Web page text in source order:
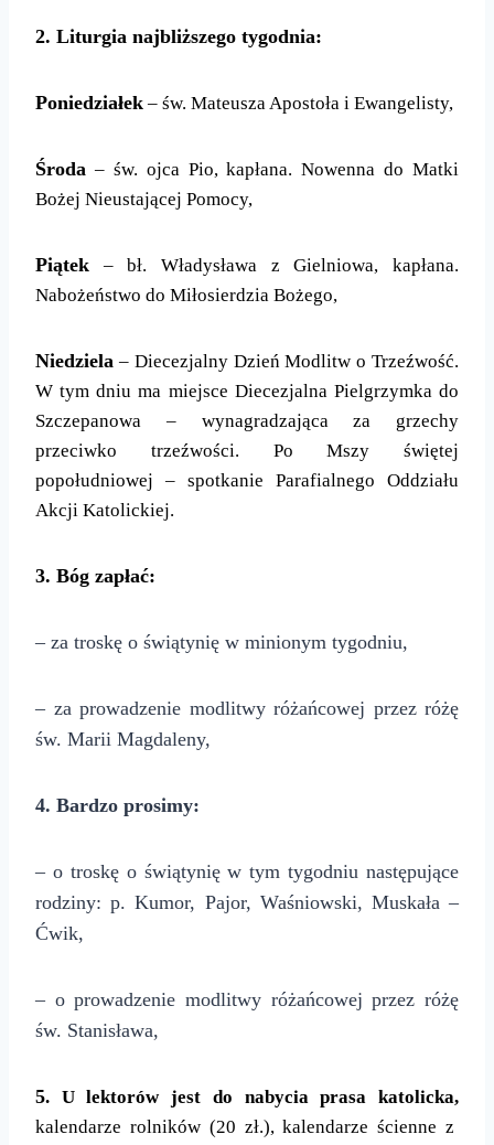
2. Liturgia najbliższego tygodnia:
Poniedziałek – św. Mateusza Apostoła i Ewangelisty,
Środa – św. ojca Pio, kapłana. Nowenna do Matki
Bożej Nieustającej Pomocy,
Piątek – bł. Władysława z Gielniowa, kapłana.
Nabożeństwo do Miłosierdzia Bożego,
Niedziela – Diecezjalny Dzień Modlitw o Trzeźwość.
W tym dniu ma miejsce Diecezjalna Pielgrzymka do
Szczepanowa – wynagradzająca za grzechy
przeciwko trzeźwości. Po Mszy świętej
popołudniowej – spotkanie Parafialnego Oddziału
Akcji Katolickiej.
3. Bóg zapłać:
– za troskę o świątynię w minionym tygodniu,
– za prowadzenie modlitwy różańcowej przez różę
św. Marii Magdaleny,
4. Bardzo prosimy:
– o troskę o świątynię w tym tygodniu następujące
rodziny: p. Kumor, Pajor, Waśniowski, Muskała –
Ćwik,
– o prowadzenie modlitwy różańcowej przez różę
św. Stanisława,
5. U lektorów jest do nabycia prasa katolicka,
kalendarze rolników (20 zł.), kalendarze ścienne z